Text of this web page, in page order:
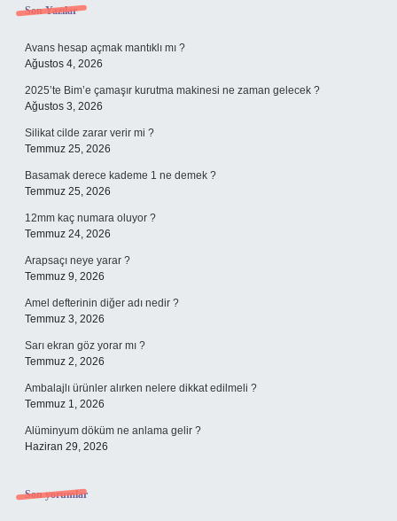
Sidebar
Son Yazılar
Avans hesap açmak mantıklı mı ?
Ağustos 4, 2026
2025’te Bim’e çamaşır kurutma makinesi ne zaman gelecek ?
Ağustos 3, 2026
Silikat cilde zarar verir mi ?
Temmuz 25, 2026
Basamak derece kademe 1 ne demek ?
Temmuz 25, 2026
12mm kaç numara oluyor ?
Temmuz 24, 2026
Arapsaçı neye yarar ?
Temmuz 9, 2026
Amel defterinin diğer adı nedir ?
Temmuz 3, 2026
Sarı ekran göz yorar mı ?
Temmuz 2, 2026
Ambalajlı ürünler alırken nelere dikkat edilmeli ?
Temmuz 1, 2026
Alüminyum döküm ne anlama gelir ?
Haziran 29, 2026
Son yorumlar